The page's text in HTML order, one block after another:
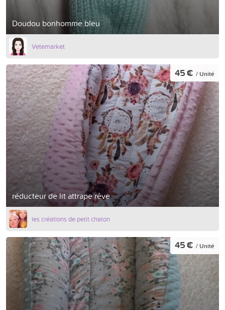
Doudou bonhomme bleu
Vetemarket
réducteur de lit attrape rêve
45 € / Unité
les créations de petit chaton
45 € / Unité